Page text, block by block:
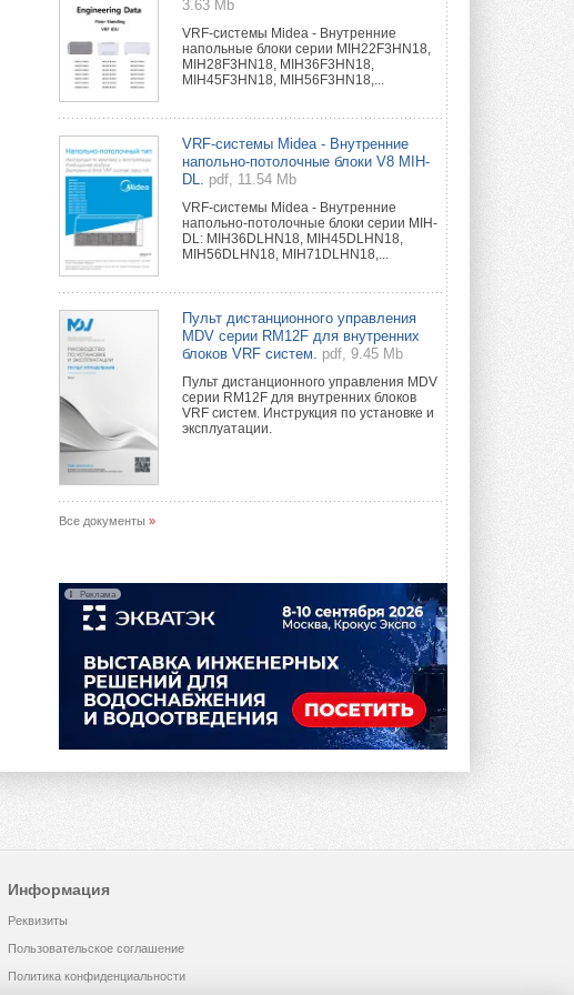
3.63 Mb
VRF-системы Midea - Внутренние
напольные блоки серии MIH22F3HN18,
MIH28F3HN18, MIH36F3HN18,
MIH45F3HN18, MIH56F3HN18,...
VRF-системы Midea - Внутренние
напольно-потолочные блоки V8 MIH-
DL.
pdf, 11.54 Mb
VRF-системы Midea - Внутренние
напольно-потолочные блоки серии MIH-
DL: MIH36DLHN18, MIH45DLHN18,
MIH56DLHN18, MIH71DLHN18,...
Пульт дистанционного управления
MDV серии RM12F для внутренних
блоков VRF систем.
pdf, 9.45 Mb
Пульт дистанционного управления MDV
серии RM12F для внутренних блоков
VRF систем. Инструкция по установке и
эксплуатации.
Все документы »
Реклама
Информация
Реквизиты
Пользовательское соглашение
Политика конфиденциальности